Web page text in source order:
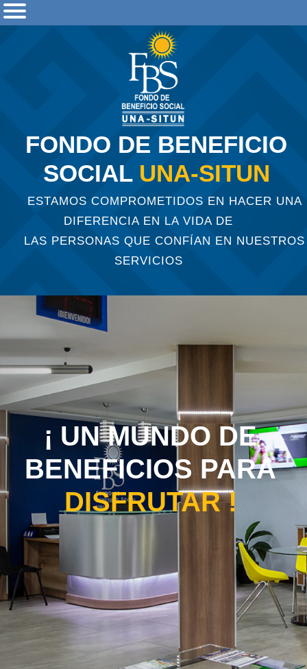
FONDO DE BENEFICIO
SOCIAL UNA-SITUN
ESTAMOS COMPROMETIDOS EN HACER UNA
DIFERENCIA EN LA VIDA DE
LAS PERSONAS QUE CONFÍAN EN NUESTROS
SERVICIOS
¡ UN MUNDO DE
BENEFICIOS PARA
DISFRUTAR !